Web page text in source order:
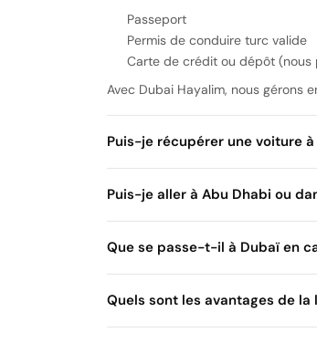
Passeport
Permis de conduire turc valide
Carte de crédit ou dépôt (nous
Avec Dubai Hayalim, nous gérons
Puis-je récupérer une voiture
Nous proposons un service de
Puis-je aller à Abu Dhabi ou
émirats
Que se passe-t-il à Dubaï en
Quels sont les avantages de